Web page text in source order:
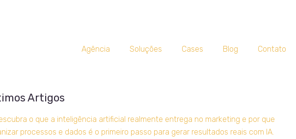
Agência Soluções Cases Blog Contato
Artigos